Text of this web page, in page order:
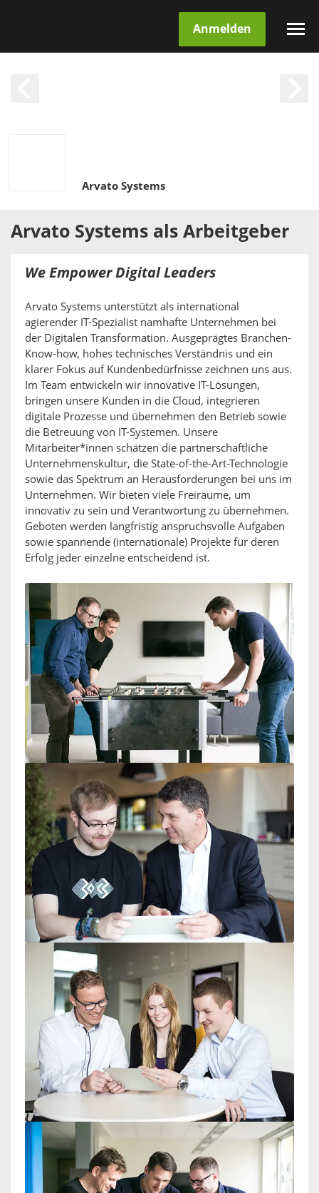
Anmelden
Arvato Systems
Arvato Systems als Arbeitgeber
We Empower Digital Leaders
Arvato Systems unterstützt als international
agierender IT-Spezialist namhafte Unternehmen bei
der Digitalen Transformation. Ausgeprägtes Branchen-
Know-how, hohes technisches Verständnis und ein
klarer Fokus auf Kundenbedürfnisse zeichnen uns aus.
Im Team entwickeln wir innovative IT-Lösungen,
bringen unsere Kunden in die Cloud, integrieren
digitale Prozesse und übernehmen den Betrieb sowie
die Betreuung von IT-Systemen. Unsere
Mitarbeiter*innen schätzen die partnerschaftliche
Unternehmenskultur, die State-of-the-Art-Technologie
sowie das Spektrum an Herausforderungen bei uns im
Unternehmen. Wir bieten viele Freiräume, um
innovativ zu sein und Verantwortung zu übernehmen.
Geboten werden langfristig anspruchsvolle Aufgaben
sowie spannende (internationale) Projekte für deren
Erfolg jeder einzelne entscheidend ist.